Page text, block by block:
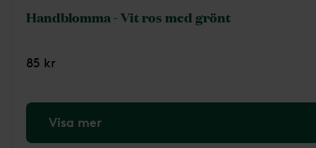
Handblomma - Vit ros med grönt
85 kr
Visa mer